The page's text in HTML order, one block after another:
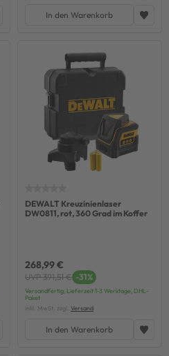
In den Warenkorb
DEWALT Kreuzinienlaser
DW0811, rot, 360 Grad im Koffer
268,99 €
UVP 391,51 € -31%
Versandfertig, Lieferzeit 1-3 Werktage, DHL-
Paket
inkl. MwSt. zzgl. Versand
In den Warenkorb